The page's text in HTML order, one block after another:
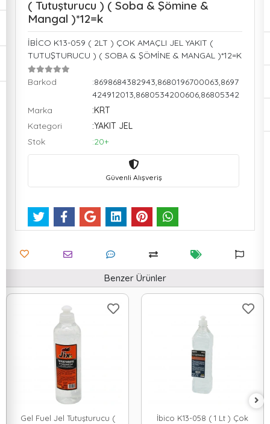
( Tutuşturucu ) ( Soba & Şömine &
Mangal )*12=k
İBİCO K13-059 ( 2LT ) ÇOK AMAÇLI JEL YAKIT (
TUTUŞTURUCU ) ( SOBA & ŞÖMİNE & MANGAL )*12=K
Barkod
:8698684382943,8680196700063,8697
424912013,8680534200606,86805342
Marka
:KRT
Kategori
:YAKIT JEL
Stok
:20+
Güvenli Alışveriş
Benzer Ürünler
Gel Fuel Jel Tutuşturucu (
İbico K13-058 ( 1 Lt ) Çok